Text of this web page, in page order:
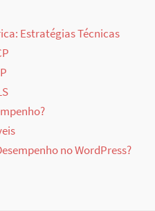
Estratégias Técnicas
no WordPress?